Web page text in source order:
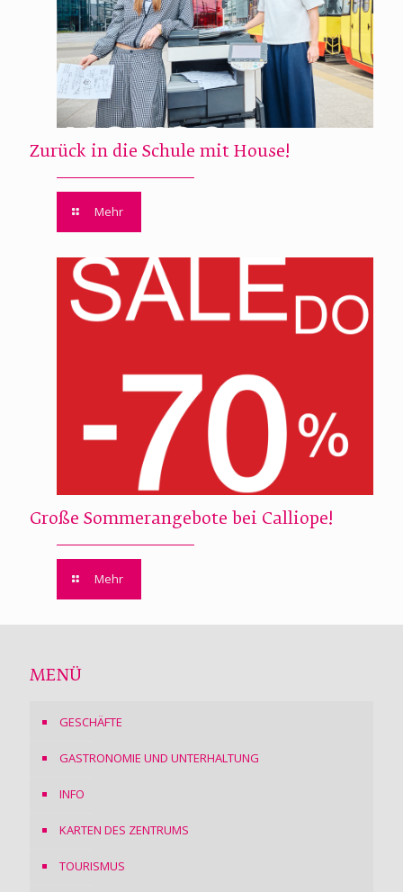
Zurück in die Schule mit House!
Mehr
Große Sommerangebote bei Calliope!
Mehr
MENÜ
GESCHÄFTE
GASTRONOMIE UND UNTERHALTUNG
INFO
KARTEN DES ZENTRUMS
TOURISMUS